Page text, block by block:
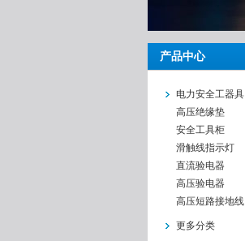
产品中心
电力安全工器具
高压绝缘垫
安全工具柜
滑触线指示灯
直流验电器
高压验电器
高压短路接地线
更多分类